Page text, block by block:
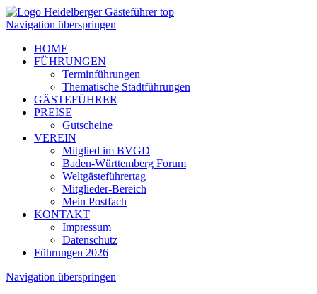
Navigation überspringen
HOME
FÜHRUNGEN
Terminführungen
Thematische Stadtführungen
GÄSTEFÜHRER
PREISE
Gutscheine
VEREIN
Mitglied im BVGD
Baden-Württemberg Forum
Weltgästeführertag
Mitglieder-Bereich
Mein Postfach
KONTAKT
Impressum
Datenschutz
Führungen 2026
Navigation überspringen